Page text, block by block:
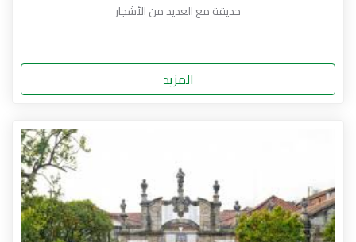
حديقة مع العديد من الأشجار
المزيد